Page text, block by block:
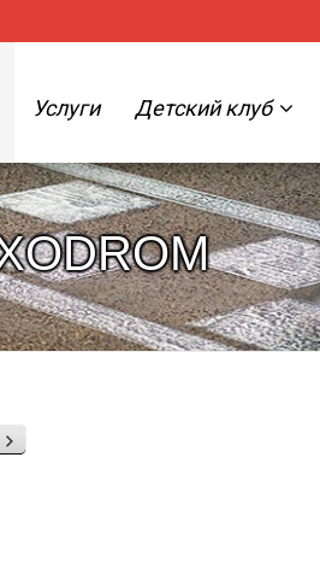
Услуги Детский клуб
Назад
Вперед